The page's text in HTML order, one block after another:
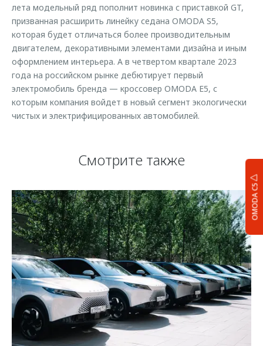
OMODA C5
лета модельный ряд пополнит новинка с приставкой GT,
призванная расширить линейку седана OMODA S5,
которая будет отличаться более производительным
двигателем, декоративными элементами дизайна и иным
оформлением интерьера. А в четвертом квартале 2023
года на российском рынке дебютирует первый
электромобиль бренда — кроссовер OMODA Е5, с
которым компания войдет в новый сегмент экологически
чистых и электрифицированных автомобилей.
Смотрите также